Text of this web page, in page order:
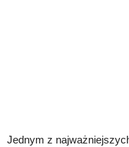
Jednym z